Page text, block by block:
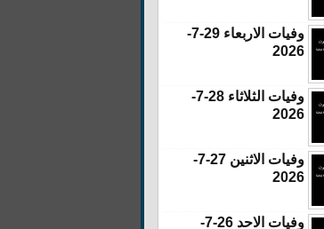
وفيات الاربعاء 29-7-
2026
وفيات الثلاثاء 28-7-
2026
وفيات الاثنين 27-7-
2026
وفيات الاحد 26-7-